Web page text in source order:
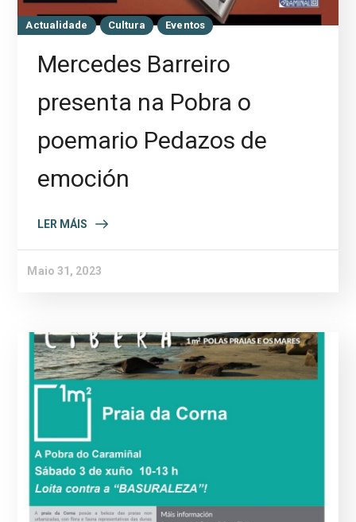
Actualidade Cultura Eventos
Mercedes Barreiro
presenta na Pobra o
poemario Pedazos de
emoción
LER MÁIS
Maio 31, 2023